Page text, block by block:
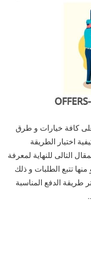
كافة خيارات و طرق
اختيار الطريقة
التالى للنهاية لمعرفة
تتبع الطلبات و ذلك
طريقة الدفع المناسبة